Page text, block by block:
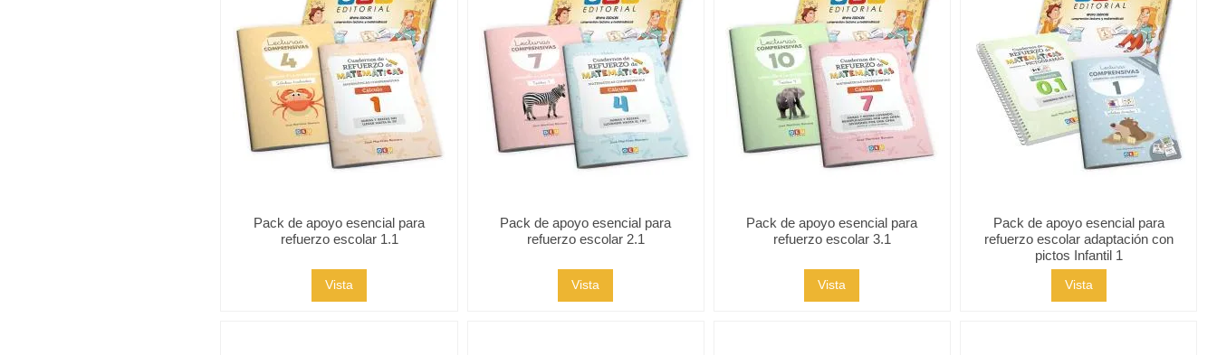
Pack de apoyo esencial para
refuerzo escolar 1.1
Vista
Pack de apoyo esencial para
refuerzo escolar 2.1
Vista
Pack de apoyo esencial para
refuerzo escolar 3.1
Vista
Pack de apoyo esencial para
refuerzo escolar adaptación con
pictos Infantil 1
Vista